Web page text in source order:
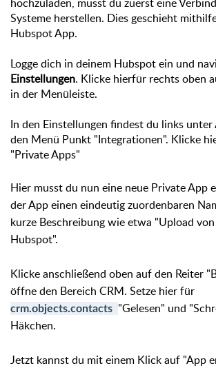
Systeme herstellen. Dies geschieht
Hubspot App.
Logge dich in deinem Hubspot ein und
Einstellungen. Klicke hierfür rechts oben
in der Menüleiste.
In den Einstellungen findest du links
den Menü Punkt "Integrationen". Klicke
"Private Apps"
Hier musst du nun eine neue Private App
der App einen eindeutig zuordenbaren
kurze Beschreibung wie etwa "Upload
Hubspot".
Klicke anschließend oben auf den Reiter
öffne den Bereich CRM. Setze hier für
crm.objects.contacts "Gelesen" und "
Häkchen.
Jetzt kannst du mit einem Klick auf "App